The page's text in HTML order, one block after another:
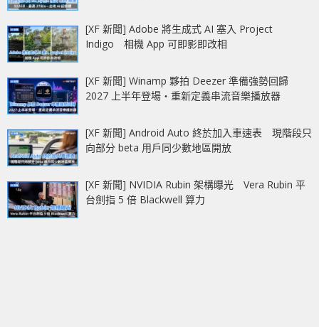
[XF 新聞] Adobe 將生成式 AI 塞入 Project
Indigo 相機 App 可即影即改相
[XF 新聞] Winamp 夥拍 Deezer 準備強勢回歸
2027 上半年登場‧重新定義串流音樂播放器
[XF 新聞] Android Auto 終於加入車速表 現階段只
向部分 beta 用戶同少數地區開放
[XF 新聞] NVIDIA Rubin 架構曝光 Vera Rubin 平
台劍指 5 倍 Blackwell 算力